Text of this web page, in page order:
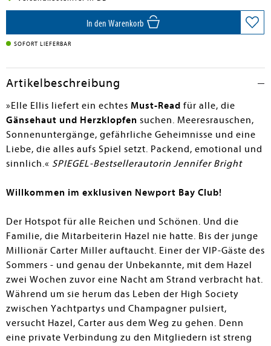
In den Warenkorb
SOFORT LIEFERBAR
Artikelbeschreibung
»Elle Ellis liefert ein echtes Must-Read für alle, die
Gänsehaut und Herzklopfen suchen. Meeresrauschen,
Sonnenuntergänge, gefährliche Geheimnisse und eine
Liebe, die alles aufs Spiel setzt. Packend, emotional und
sinnlich.« SPIEGEL-Bestsellerautorin Jennifer Bright
Willkommen im exklusiven Newport Bay Club!
Der Hotspot für alle Reichen und Schönen. Und die
Familie, die Mitarbeiterin Hazel nie hatte. Bis der junge
Millionär Carter Miller auftaucht. Einer der VIP-Gäste des
Sommers - und genau der Unbekannte, mit dem Hazel
zwei Wochen zuvor eine Nacht am Strand verbracht hat.
Während um sie herum das Leben der High Society
zwischen Yachtpartys und Champagner pulsiert,
versucht Hazel, Carter aus dem Weg zu gehen. Denn
eine private Verbindung zu den Mitgliedern ist streng